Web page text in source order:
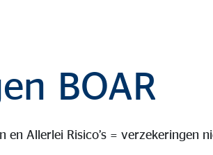
BOAR
en Allerlei Risico’s = verzekeringen